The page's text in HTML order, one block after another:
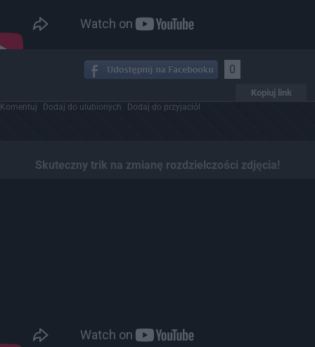
0
Kopiuj link
Komentuj Dodaj do ulubionych Dodaj do przyjaciół
Skuteczny trik na zmianę rozdzielczości zdjęcia!